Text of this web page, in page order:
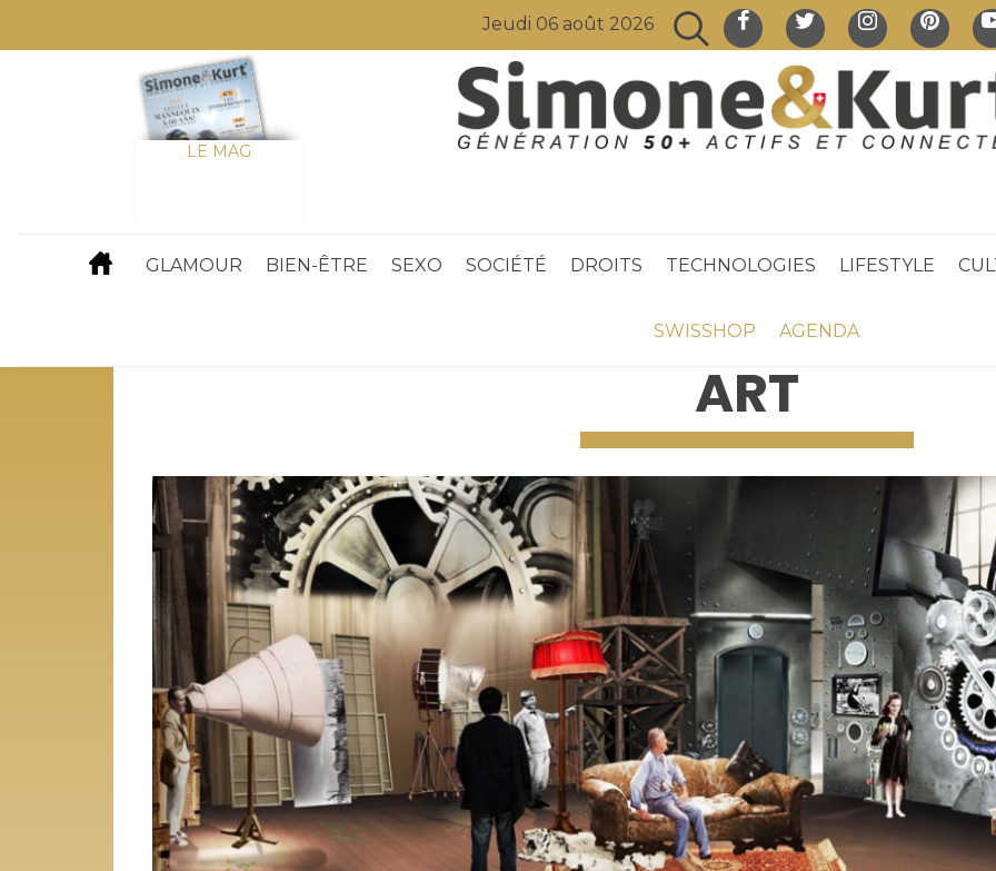
Jeudi 06 août 2026
LE MAG
GLAMOUR BIEN-ÊTRE SEXO SOCIÉTÉ DROITS TECHNOLOGIES LIFESTYLE
SWISSHOP AGENDA
ART